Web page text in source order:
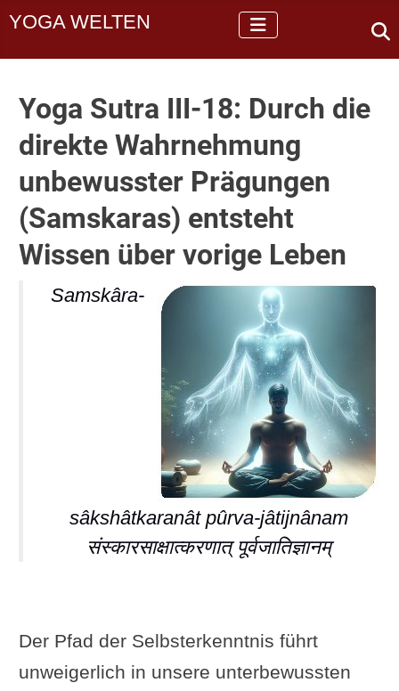
YOGA WELTEN
Yoga Sutra III-18: Durch die
direkte Wahrnehmung
unbewusster Prägungen
(Samskaras) entsteht
Wissen über vorige Leben
Samskâra-
sâkshâtkaranât pûrva-jâtijnânam
संस्कारसाक्षात्करणात् पूर्वजातिज्ञानम्
Der Pfad der Selbsterkenntnis führt
unweigerlich in unsere unterbewussten